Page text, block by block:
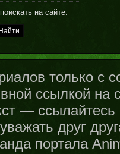
на сайте:
только с
ссылкой на
—
друг
портала